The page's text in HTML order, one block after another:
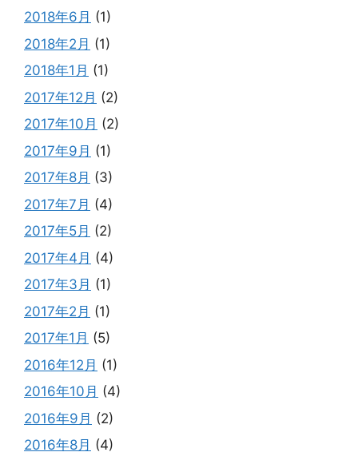
2018年6月 (1)
2018年2月 (1)
2018年1月 (1)
2017年12月 (2)
2017年10月 (2)
2017年9月 (1)
2017年8月 (3)
2017年7月 (4)
2017年5月 (2)
2017年4月 (4)
2017年3月 (1)
2017年2月 (1)
2017年1月 (5)
2016年12月 (1)
2016年10月 (4)
2016年9月 (2)
2016年8月 (4)